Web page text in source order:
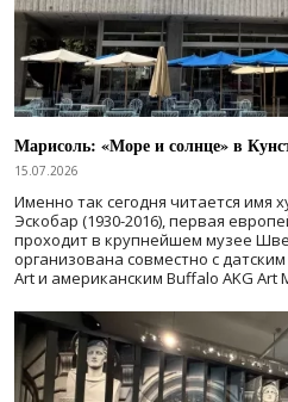
Марисоль: «Море и солнце» в
15.07.2026
Именно так сегодня читается имя
Эскобар (1930-2016), первая
проходит в крупнейшем музее
организована совместно с
Art и американским Buffalo AKG Art